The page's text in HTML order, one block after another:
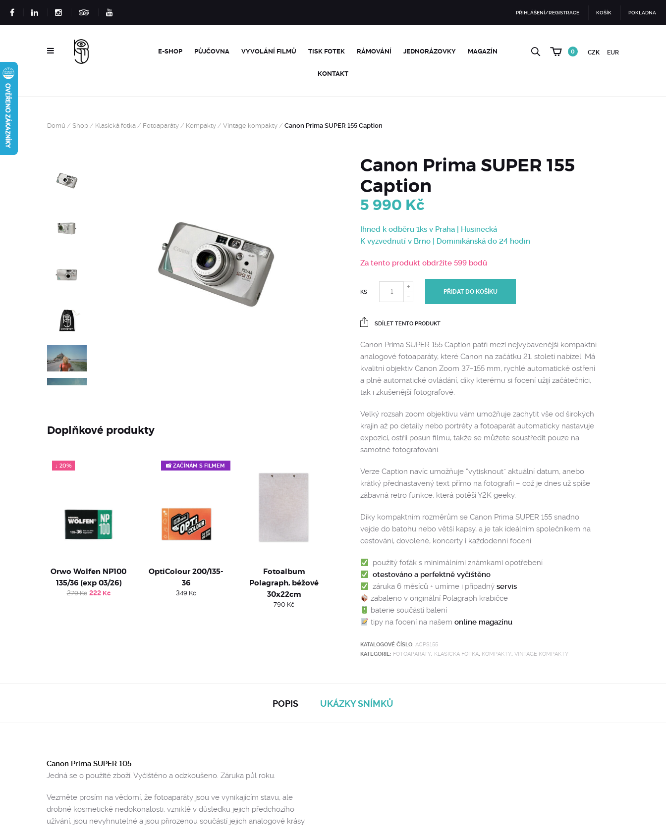
PŘIHLÁŠENÍ/REGISTRACE KOŠÍK POKLADNA
E-SHOP PŮJČOVNA VYVOLÁNÍ FILMŮ TISK FOTEK RÁMOVÁNÍ JEDNORÁZOVKY MAGAZÍN
KONTAKT
0 CZK EUR
Domů / Shop / Klasická fotka / Fotoaparáty / Kompakty / Vintage kompakty / Canon Prima SUPER 155 Caption
Doplňkové produkty
↓ 20%
Orwo Wolfen NP100
135/36 (exp 03/26)
279Kč Original
222 KčCurrent
📸 ZAČÍNÁM S FILMEM
OptiColour 200/135-
36
349 Kč
Fotoalbum
Polagraph, béžové
30x22cm
790 Kč
Canon Prima SUPER 155
Caption
5 990 Kč
Ihned k odběru 1ks v Praha | Husinecká
K vyzvednutí v Brno | Dominikánská do 24 hodin
Za tento produkt obdržíte 599 bodů
KS PŘIDAT DO KOŠÍKU
SDÍLET TENTO PRODUKT
Canon Prima SUPER 155 Caption patří mezi nejvybavenější kompaktní
analogové fotoaparáty, které Canon na začátku 21. století nabízel. Má
kvalitní objektiv Canon Zoom 37–155 mm, rychlé automatické ostření
a plně automatické ovládání, díky kterému si focení užijí začátečníci,
tak i zkušenější fotografové.
Velký rozsah zoom objektivu vám umožňuje zachytit vše od širokých
krajin až po detaily nebo portréty a fotoaparát automaticky nastavuje
expozici, ostříi posun filmu, takže se můžete soustředit pouze na
samotné fotografování.
Verze Caption navíc umožňuje “vytisknout” aktuální datum, anebo
krátký přednastavený text přímo na fotografii – což je dnes už spíše
zábavná retro funkce, která potěší Y2K geeky.
Díky kompaktním rozměrům se Canon Prima SUPER 155 snadno
vejde do batohu nebo větší kapsy, a je tak ideálním společníkem na
cestování, dovolené, koncerty i každodenní focení.
použitý foťák s minimálními známkami opotřebení
otestováno a perfektně vyčištěno
záruka 6 měsíců + umíme i případnýservis
zabaleno v originální Polagraph krabičce
baterie součástí balení
tipy na focení na našemonline magazínu
KATALOGOVÉ ČÍSLO: ACPS155
KATEGORIE: FOTOAPARÁTY, KLASICKÁ FOTKA, KOMPAKTY, VINTAGE KOMPAKTY
POPIS UKÁZKY SNÍMKŮ
Canon Prima SUPER 105
Jedná se o použité zboží. Vyčištěno a odzkoušeno. Záruka půl roku.
Vezměte prosím na vědomí, že fotoaparáty jsou ve vynikajícím stavu, ale
drobné kosmetické nedokonalosti, vzniklé v důsledku jejich předchozího
užívání, jsou nevyhnutelné a jsou přirozenou součástí jejich analogové krásy.